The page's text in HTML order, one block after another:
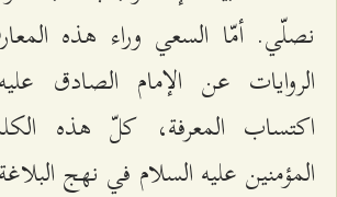
نصلّي. أمّا السعي وراء هذه
الروايات عن الإمام الصادق
اكتساب المعرفة، كلّ هذه
المؤمنين عليه السلام في نهج